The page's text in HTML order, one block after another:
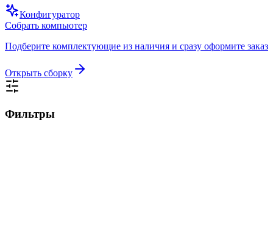
Конфигуратор
Собрать компьютер
Подберите комплектующие из наличия и сразу оформите заказ
Открыть сборку
Фильтры